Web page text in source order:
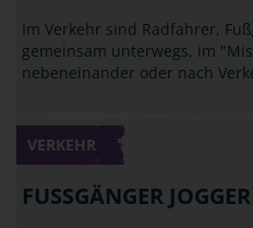
Im Verkehr sind Radfahrer,
gemeinsam unterwegs, im
nebeneinander oder nach
VERKEHR
FUSSGÄNGER